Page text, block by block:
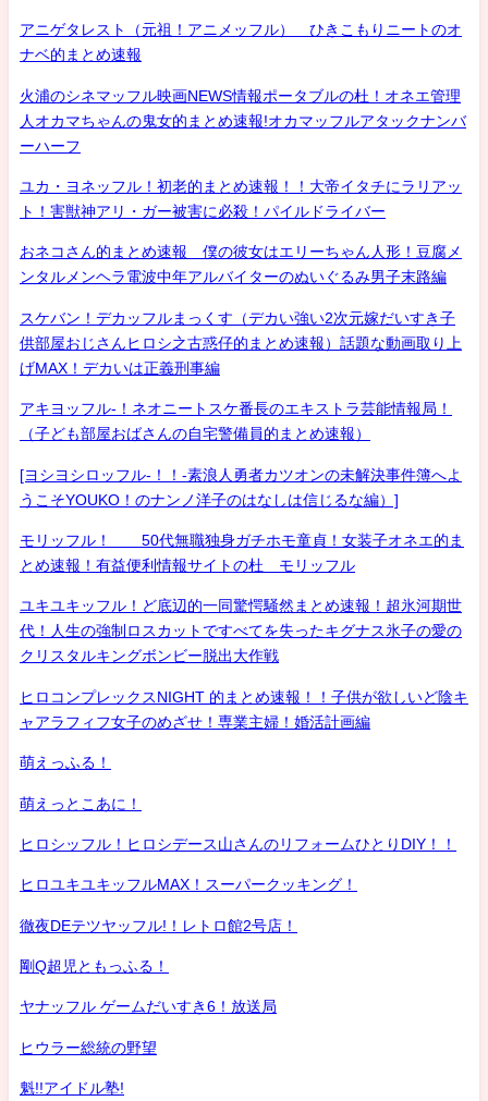
アニゲタレスト（元祖！アニメッフル） ひきこもりニートのオ
ナベ的まとめ速報
火浦のシネマッフル映画NEWS情報ポータブルの杜！オネエ管理
人オカマちゃんの鬼女的まとめ速報!オカマッフルアタックナンバ
ーハーフ
ユカ・ヨネッフル！初老的まとめ速報！！大帝イタチにラリアッ
ト！害獣神アリ・ガー被害に必殺！パイルドライバー
おネコさん的まとめ速報 僕の彼女はエリーちゃん人形！豆腐メ
ンタルメンヘラ電波中年アルバイターのぬいぐるみ男子末路編
スケバン！デカッフルまっくす（デカい強い2次元嫁だいすき子
供部屋おじさんヒロシ之古惑仔的まとめ速報）話題な動画取り上
げMAX！デカいは正義刑事編
アキヨッフル-！ネオニートスケ番長のエキストラ芸能情報局！
（子ども部屋おばさんの自宅警備員的まとめ速報）
[ヨシヨシロッフル-！！-素浪人勇者カツオンの未解決事件簿へよ
うこそYOUKO！のナンノ洋子のはなしは信じるな編）]
モリッフル！ 50代無職独身ガチホモ童貞！女装子オネエ的ま
とめ速報！有益便利情報サイトの杜 モリッフル
ユキユキッフル！ど底辺的一同驚愕騒然まとめ速報！超氷河期世
代！人生の強制ロスカットですべてを失ったキグナス氷子の愛の
クリスタルキングボンビー脱出大作戦
ヒロコンプレックスNIGHT 的まとめ速報！！子供が欲しいど陰キ
ャアラフィフ女子のめざせ！専業主婦！婚活計画編
萌えっふる！
萌えっとこあに！
ヒロシッフル！ヒロシデース山さんのリフォームひとりDIY！！
ヒロユキユキッフルMAX！スーパークッキング！
徹夜DEテツヤッフル!！レトロ館2号店！
剛Q超児ともっふる！
ヤナッフル ゲームだいすき6！放送局
ヒウラー総統の野望
魁!!アイドル塾!